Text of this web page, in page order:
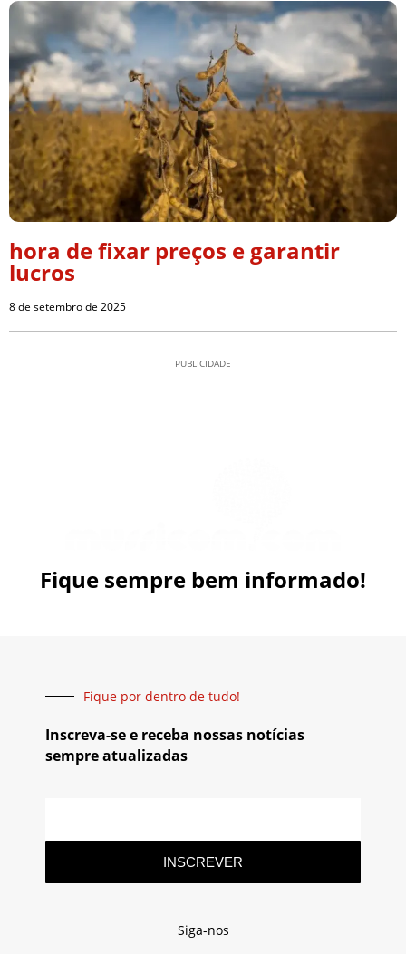
hora de fixar preços e garantir
lucros
8 de setembro de 2025
PUBLICIDADE
Fique sempre bem informado!
Fique por dentro de tudo!
Inscreva-se e receba nossas notícias
sempre atualizadas
INSCREVER
Siga-nos